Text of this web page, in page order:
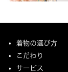
着物の選び方
こだわり
サービス